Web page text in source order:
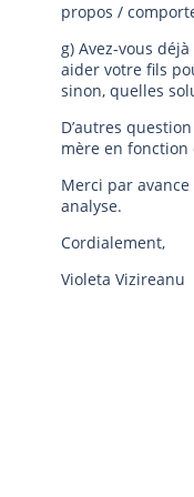
propos /
g) Avez-vous
aider votre fils
sinon, quelles
D’autres
mère en fonction
Merci par
analyse.
Cordialement,
Violeta Vizireanu